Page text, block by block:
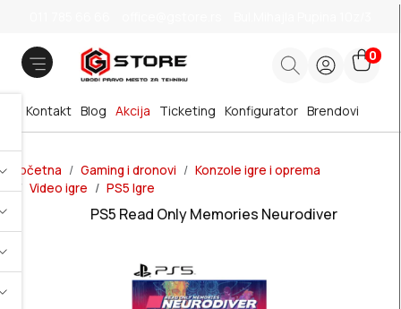
0
Brendovi
Blog Akcija
Kontakt Ticketing Konfigurator
Početna Gaming i dronovi
Konzole igre i oprema
Video igre
PS5 Igre
PS5 Read Only Memories Neurodiver